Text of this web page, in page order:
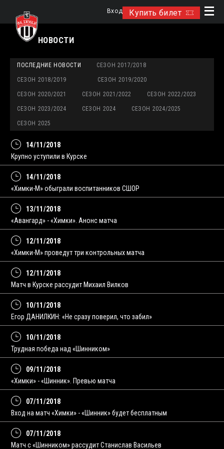
Купить билет
Вход
НОВОСТИ
ПОСЛЕДНИЕ НОВОСТИ СЕЗОН 2017/2018
СЕЗОН 2018/2019 СЕЗОН 2019/2020
СЕЗОН 2020/2021 СЕЗОН 2021/2022 СЕЗОН 2022/2023
СЕЗОН 2023/2024 СЕЗОН 2024 СЕЗОН 2024/2025
СЕЗОН 2025
14/11/2018
Крупно уступили в Курске
14/11/2018
«Химки-М» обыграли воспитанников СШОР
13/11/2018
«Авангард» - «Химки». Анонс матча
12/11/2018
«Химки-М» проведут три контрольных матча
12/11/2018
Матч в Курске рассудит Михаил Вилков
10/11/2018
Егор ДАНИЛКИН: «Не сразу поверил, что забил»
10/11/2018
Трудная победа над «Шинником»
09/11/2018
«Химки» - «Шинник». Превью матча
07/11/2018
Вход на матч «Химки» - «Шинник» будет бесплатным
07/11/2018
Матч с «Шинником» рассудит Станислав Васильев